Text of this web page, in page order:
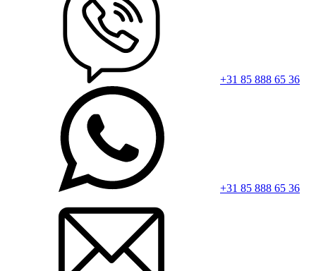
+31 85 888 65 36
+31 85 888 65 36